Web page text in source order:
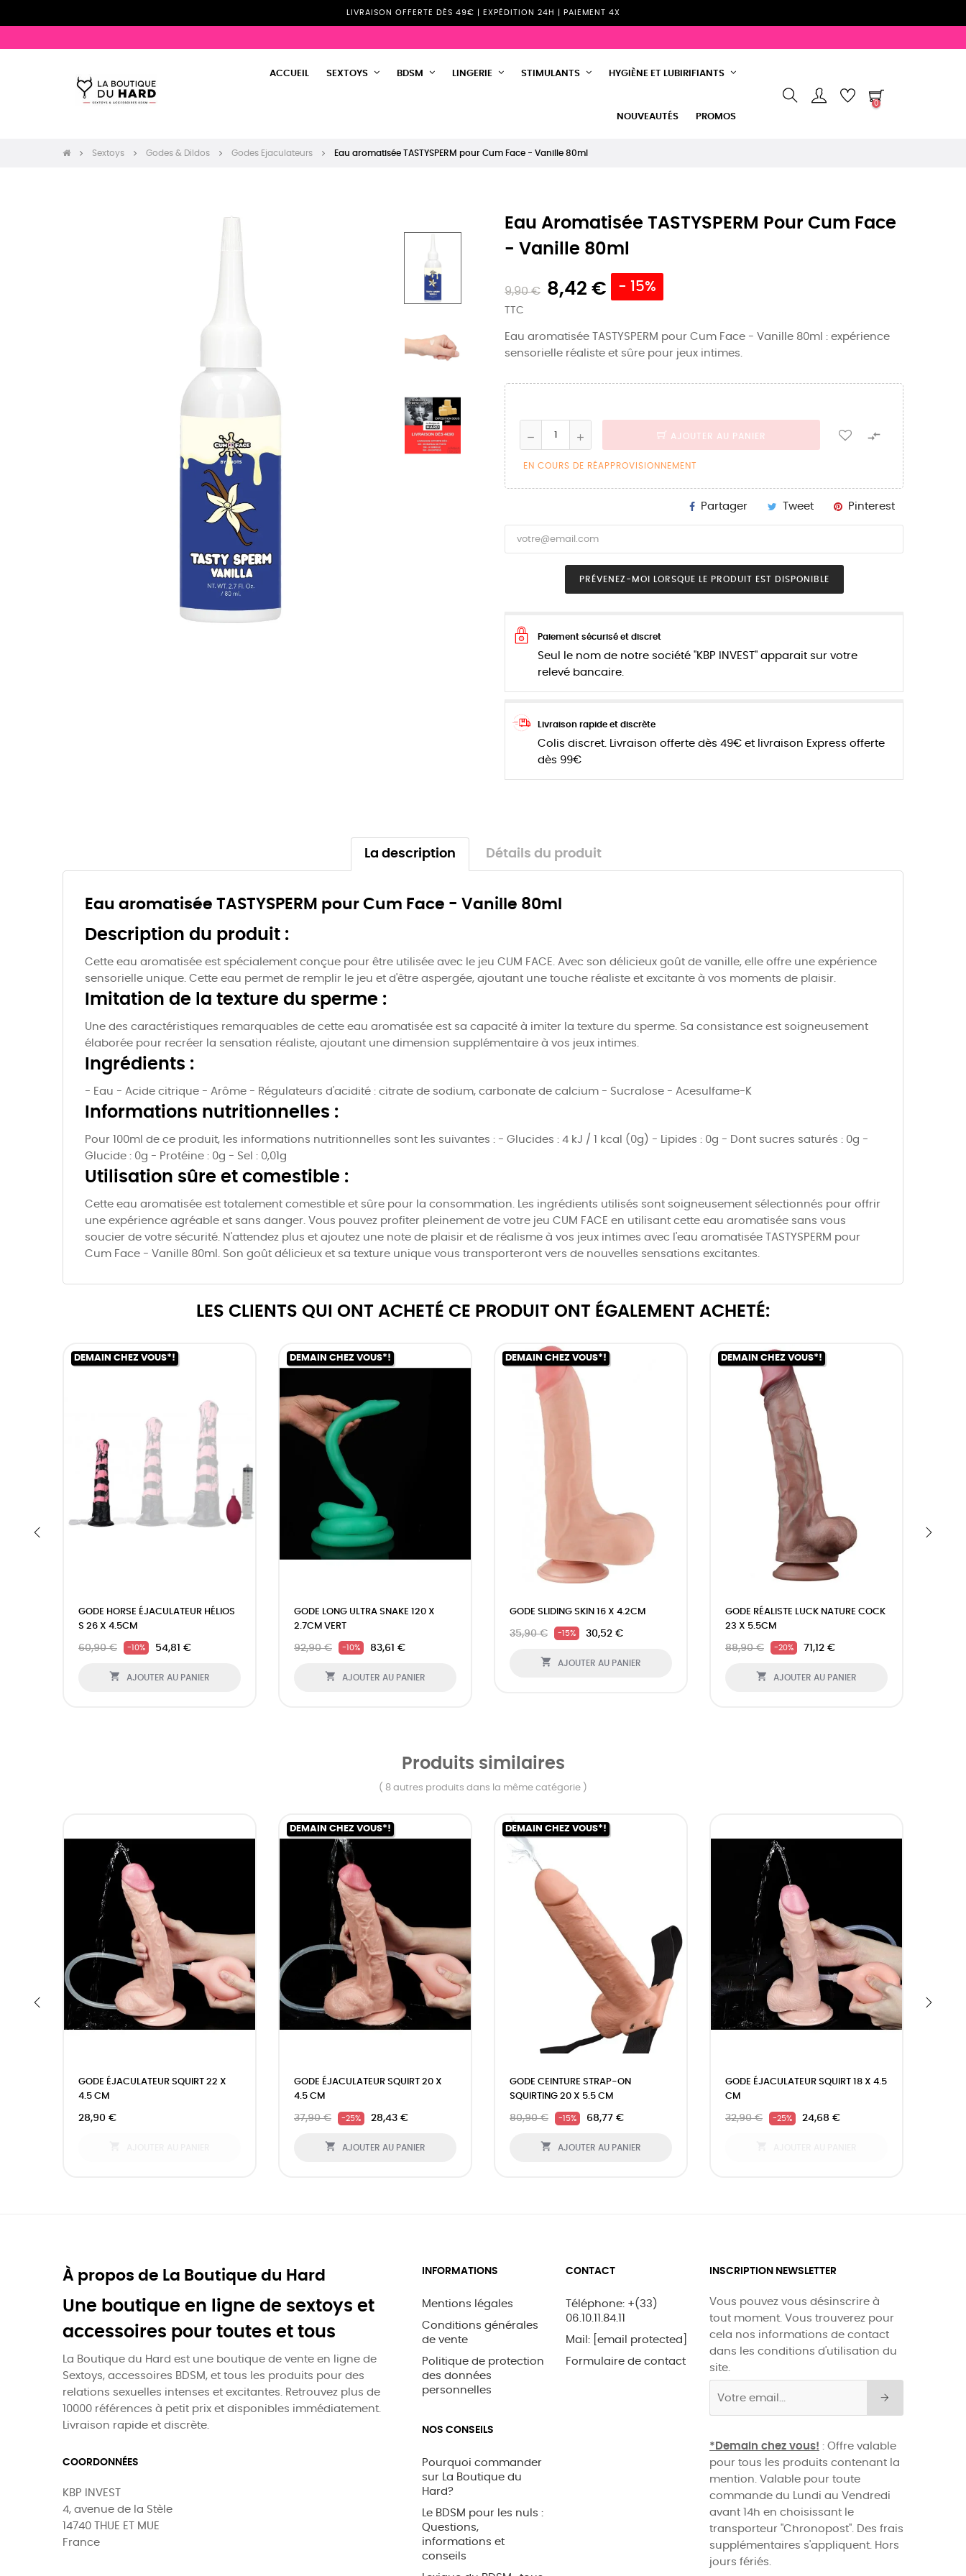
LIVRAISON OFFERTE DÈS 49€ | EXPÉDITION 24H | PAIEMENT 4X
ACCUEIL SEXTOYS BDSM LINGERIE STIMULANTS HYGIÈNE ET LUBIRIFIANTS
NOUVEAUTÉS PROMOS
0
Sextoys Godes & Dildos Godes Ejaculateurs Eau aromatisée TASTYSPERM pour Cum Face - Vanille 80ml
Eau Aromatisée TASTYSPERM Pour Cum Face
- Vanille 80ml
9,90 € 8,42 € - 15%
TTC
Eau aromatisée TASTYSPERM pour Cum Face - Vanille 80ml : expérience
sensorielle réaliste et sûre pour jeux intimes.
AJOUTER AU PANIER 
EN COURS DE RÉAPPROVISIONNEMENT
Partager Tweet Pinterest
PRÉVENEZ-MOI LORSQUE LE PRODUIT EST DISPONIBLE
Paiement sécurisé et discret
Seul le nom de notre société "KBP INVEST" apparait sur votre
relevé bancaire.
Livraison rapide et discrète
Colis discret. Livraison offerte dès 49€ et livraison Express offerte
dès 99€
La description Détails du produit
Eau aromatisée TASTYSPERM pour Cum Face - Vanille 80ml
Description du produit :
Cette eau aromatisée est spécialement conçue pour être utilisée avec le jeu CUM FACE. Avec son délicieux goût de vanille, elle offre une expérience
sensorielle unique. Cette eau permet de remplir le jeu et d'être aspergée, ajoutant une touche réaliste et excitante à vos moments de plaisir.
Imitation de la texture du sperme :
Une des caractéristiques remarquables de cette eau aromatisée est sa capacité à imiter la texture du sperme. Sa consistance est soigneusement
élaborée pour recréer la sensation réaliste, ajoutant une dimension supplémentaire à vos jeux intimes.
Ingrédients :
- Eau - Acide citrique - Arôme - Régulateurs d'acidité : citrate de sodium, carbonate de calcium - Sucralose - Acesulfame-K
Informations nutritionnelles :
Pour 100ml de ce produit, les informations nutritionnelles sont les suivantes : - Glucides : 4 kJ / 1 kcal (0g) - Lipides : 0g - Dont sucres saturés : 0g -
Glucide : 0g - Protéine : 0g - Sel : 0,01g
Utilisation sûre et comestible :
Cette eau aromatisée est totalement comestible et sûre pour la consommation. Les ingrédients utilisés sont soigneusement sélectionnés pour offrir
une expérience agréable et sans danger. Vous pouvez profiter pleinement de votre jeu CUM FACE en utilisant cette eau aromatisée sans vous
soucier de votre sécurité. N'attendez plus et ajoutez une note de plaisir et de réalisme à vos jeux intimes avec l'eau aromatisée TASTYSPERM pour
Cum Face - Vanille 80ml. Son goût délicieux et sa texture unique vous transporteront vers de nouvelles sensations excitantes.
LES CLIENTS QUI ONT ACHETÉ CE PRODUIT ONT ÉGALEMENT ACHETÉ:
DEMAIN CHEZ VOUS*!
GODE HORSE ÉJACULATEUR HÉLIOS
S 26 X 4.5CM
60,90 € -10% 54,81 €
 AJOUTER AU PANIER
DEMAIN CHEZ VOUS*!
GODE LONG ULTRA SNAKE 120 X
2.7CM VERT
92,90 € -10% 83,61 €
 AJOUTER AU PANIER
DEMAIN CHEZ VOUS*!
GODE SLIDING SKIN 16 X 4.2CM
35,90 € -15% 30,52 €
 AJOUTER AU PANIER
DEMAIN CHEZ VOUS*!
GODE RÉALISTE LUCK NATURE COCK
23 X 5.5CM
88,90 € -20% 71,12 €
 AJOUTER AU PANIER
Produits similaires
( 8 autres produits dans la même catégorie )
GODE ÉJACULATEUR SQUIRT 22 X
4.5 CM
28,90 €
DEMAIN CHEZ VOUS*!
GODE ÉJACULATEUR SQUIRT 20 X
4.5 CM
37,90 € -25% 28,43 €
 AJOUTER AU PANIER
DEMAIN CHEZ VOUS*!
GODE CEINTURE STRAP-ON
SQUIRTING 20 X 5.5 CM
80,90 € -15% 68,77 €
 AJOUTER AU PANIER
GODE ÉJACULATEUR SQUIRT 18 X 4.5
CM
32,90 € -25% 24,68 €
À propos de La Boutique du Hard
Une boutique en ligne de sextoys et
accessoires pour toutes et tous
La Boutique du Hard est une boutique de vente en ligne de
Sextoys, accessoires BDSM, et tous les produits pour des
relations sexuelles intenses et excitantes. Retrouvez plus de
10000 références à petit prix et disponibles immédiatement.
Livraison rapide et discrète.
COORDONNÉES
KBP INVEST
4, avenue de la Stèle
14740 THUE ET MUE
France
INFORMATIONS
Mentions légales
Conditions générales
de vente
Politique de protection
des données
personnelles
NOS CONSEILS
Pourquoi commander
sur La Boutique du
Hard?
Le BDSM pour les nuls :
Questions,
informations et
conseils
CONTACT
Téléphone: +(33)
06.10.11.84.11
Mail:
[email protected]
Formulaire de contact
INSCRIPTION NEWSLETTER
Vous pouvez vous désinscrire à
tout moment. Vous trouverez pour
cela nos informations de contact
dans les conditions d'utilisation du
site.
*Demain chez vous! : Offre valable
pour tous les produits contenant la
mention. Valable pour toute
commande du Lundi au Vendredi
avant 14h en choisissant le
transporteur "Chronopost". Des frais
supplémentaires s'appliquent. Hors
jours fériés.